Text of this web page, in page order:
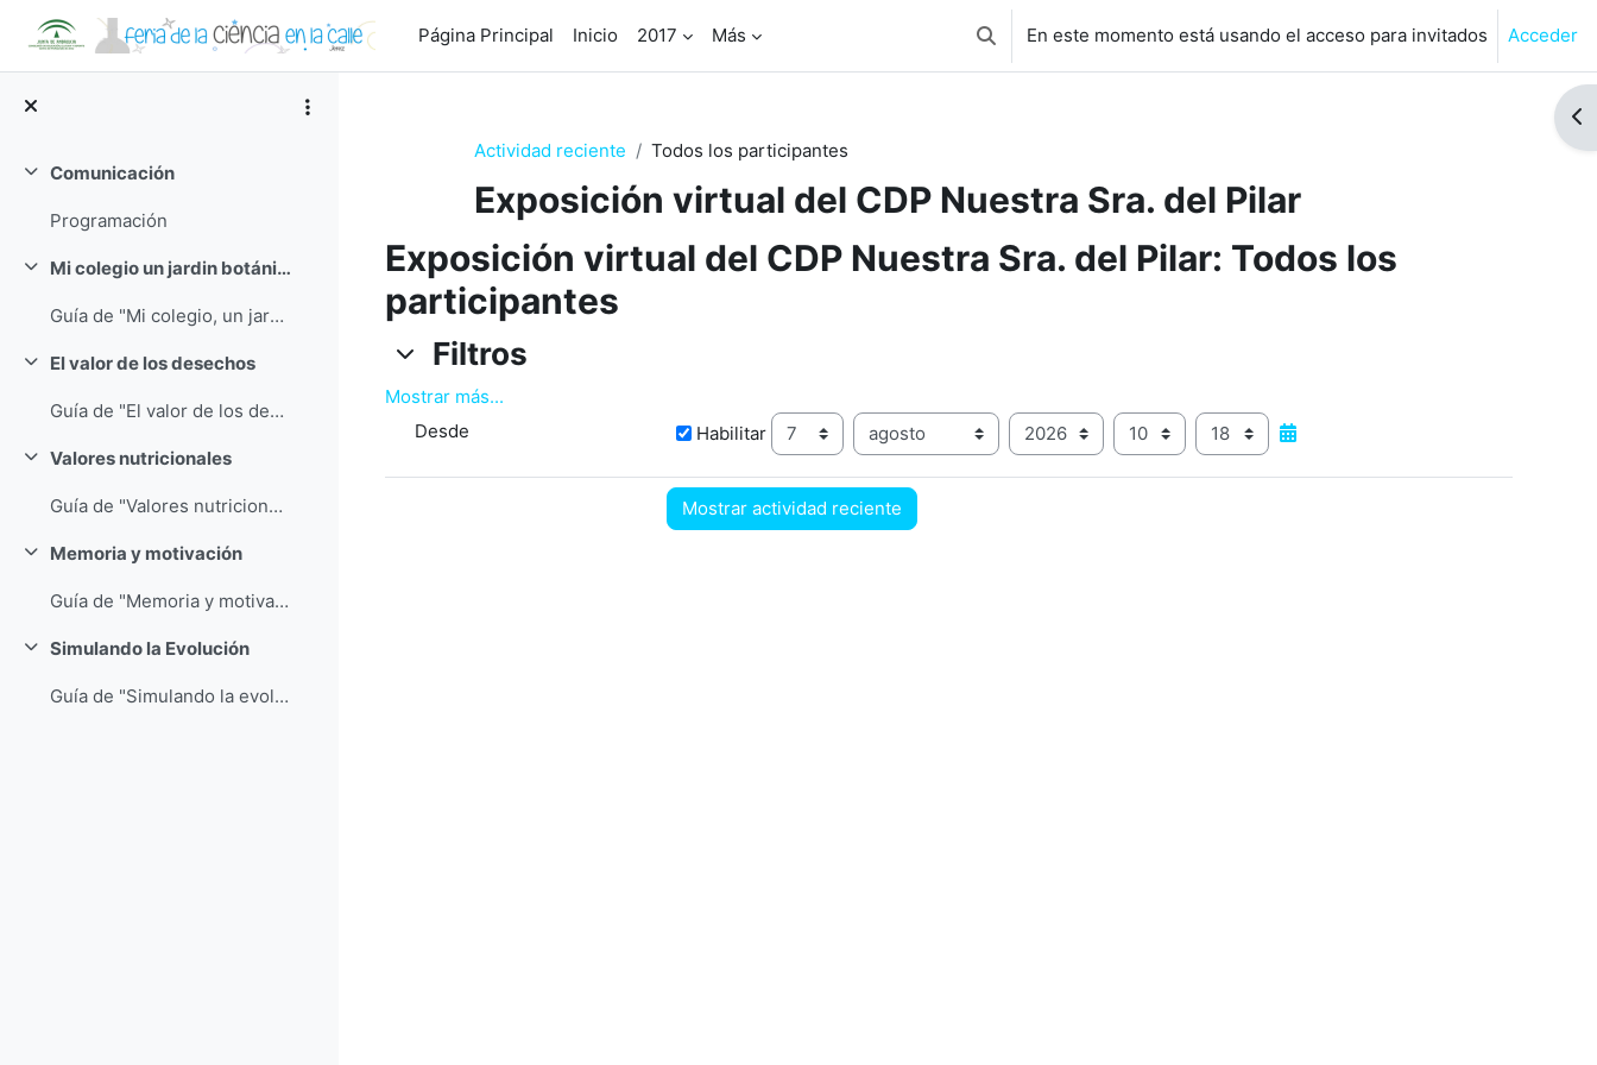
Página Principal
Inicio 2017 Más Selector de búsqueda de entrada
En este momento está usando el acceso para invitados Acceder
Colapsar
Comunicación
Programación
Colapsar Mi colegio un jardin botánico
Guía de "Mi colegio, un jardín botánico"
Colapsar
El valor de los desechos
Guía de "El valor de los desechos"
Colapsar
Valores nutricionales
Guía de "Valores nutricionales"
Colapsar
Memoria y motivación
Guía de "Memoria y motivación"
Colapsar
Simulando la Evolución
Guía de "Simulando la evolución"
Actividad reciente
Todos los participantes
Exposición virtual del CDP Nuestra Sra. del Pilar
Exposición virtual del CDP Nuestra Sra. del Pilar: Todos los
participantes
Filtros
FiltrosFiltros
Mostrar más...
Desde
Desde
Habilitar Día Mes Año Hora Minuto